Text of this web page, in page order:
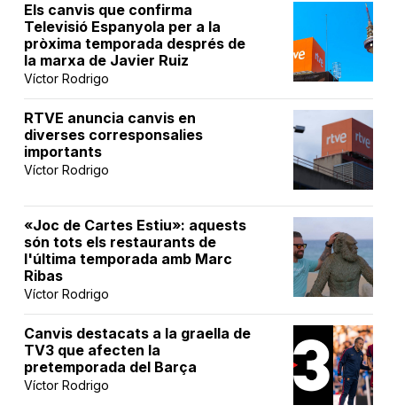
Els canvis que confirma
Televisió Espanyola per a la
pròxima temporada després de
la marxa de Javier Ruiz
Víctor Rodrigo
RTVE anuncia canvis en
diverses corresponsalies
importants
Víctor Rodrigo
«Joc de Cartes Estiu»: aquests
són tots els restaurants de
l'última temporada amb Marc
Ribas
Víctor Rodrigo
Canvis destacats a la graella de
TV3 que afecten la
pretemporada del Barça
Víctor Rodrigo